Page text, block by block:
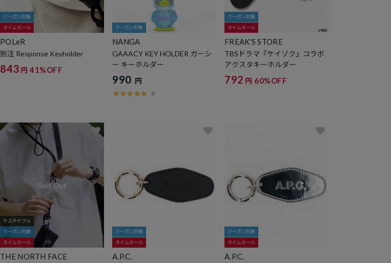
クーポン対象
タイムセール
POLeR
別注 Response Keyholder
843 円 41%OFF
クーポン対象
NANGA
GAAACY KEY HOLDER ガーシ
ー キーホルダー
990 円
6
クーポン対象
タイムセール
FREAK'S STORE
TBSドラマ『ケイゾク』コラボ
アクスタキーホルダー
792 円 60%OFF
サステナブル
クーポン対象
タイムセール
THE NORTH FACE
クーポン対象
タイムセール
A.P.C.
クーポン対象
タイムセール
A.P.C.